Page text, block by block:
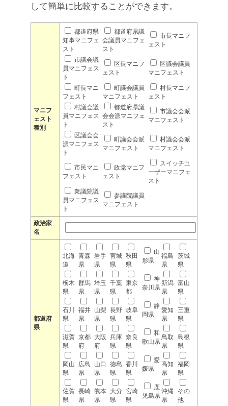
して簡単に比較することができます。
マニフ
ェスト
種別
都道府県
知事マニフェ
スト
都道府県議
会議員マニフェ
スト
市長マニフ
ェスト
市議会議
員マニフェス
ト
区長マニフ
ェスト
区議会議員
マニフェスト
町長マニ
フェスト
町議会議員
マニフェスト
村長マニフ
ェスト
村議会議
員マニフェス
ト
都道府県議
会会派マニフェ
スト
市議会会派
マニフェスト
区議会会
派マニフェス
ト
町議会会派
マニフェスト
村議会会派
マニフェスト
市民マニ
フェスト
政党マニフ
ェスト
スイッチユ
ーザーマニフェ
スト
衆議院議
員マニフェス
ト
参議院議員
マニフェスト
政治家
名
都道府
県
北海
道
青森
県
岩手
県
宮城
県
秋田
県
山
形県
福島
県
茨城
県
栃木
県
群馬
県
埼玉
県
千葉
県
東京
都
神
奈川県
新潟
県
富山
県
石川
県
福井
県
山梨
県
長野
県
岐阜
県
静
岡県
愛知
県
三重
県
滋賀
県
京都
府
大阪
府
兵庫
県
奈良
県
和
歌山県
鳥取
県
島根
県
岡山
県
広島
県
山口
県
徳島
県
香川
県
愛
媛県
高知
県
福岡
県
佐賀
県
長崎
県
熊本
県
大分
県
宮崎
県
鹿
児島県
沖縄
県
その
他